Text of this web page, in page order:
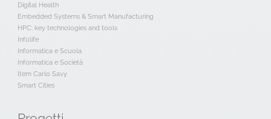
Digital Health
Embedded Systems & Smart Manufacturing
HPC: key technologies and tools
Infolife
Informatica e Scuola
Informatica e Società
Item Carlo Savy
Smart Cities